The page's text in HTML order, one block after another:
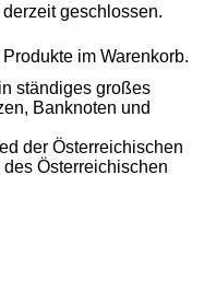
im Warenkorb.
geschlossen.
ständiges großes
Banknoten und
der Österreichischen
Österreichischen